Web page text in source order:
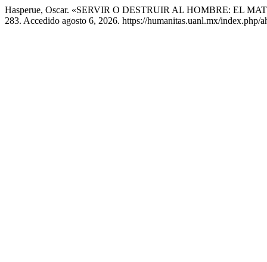
Hasperue, Oscar. «SERVIR O DESTRUIR AL HOMBRE: EL
283. Accedido agosto 6, 2026. https://humanitas.uanl.mx/index.php/